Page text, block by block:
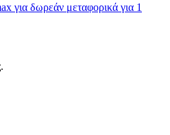
για δωρεάν μεταφορικά για 1